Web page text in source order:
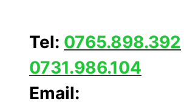
conținutTel: 0765.898.392
0731.986.104
Email: